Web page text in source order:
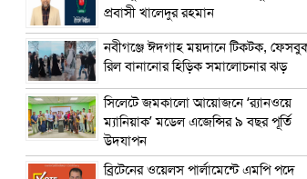
প্রবাসী খালেদুর রহমান
নবীগঞ্জে ঈদগাহ ময়দানে টিকটক,
রিল বানানোর হিড়িক সমালোচনার ঝড়
সিলেটে জমকালো আয়োজনে ‘র‍্যানওয়ে
ম্যানিয়াক’ মডেল এজেন্সির ৯ বছর পূর্তি
উদযাপন
ব্রিটেনের ওয়েলস পার্লামেন্টে এমপি পদে